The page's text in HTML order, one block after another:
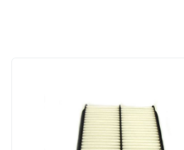
Mann
Filtron